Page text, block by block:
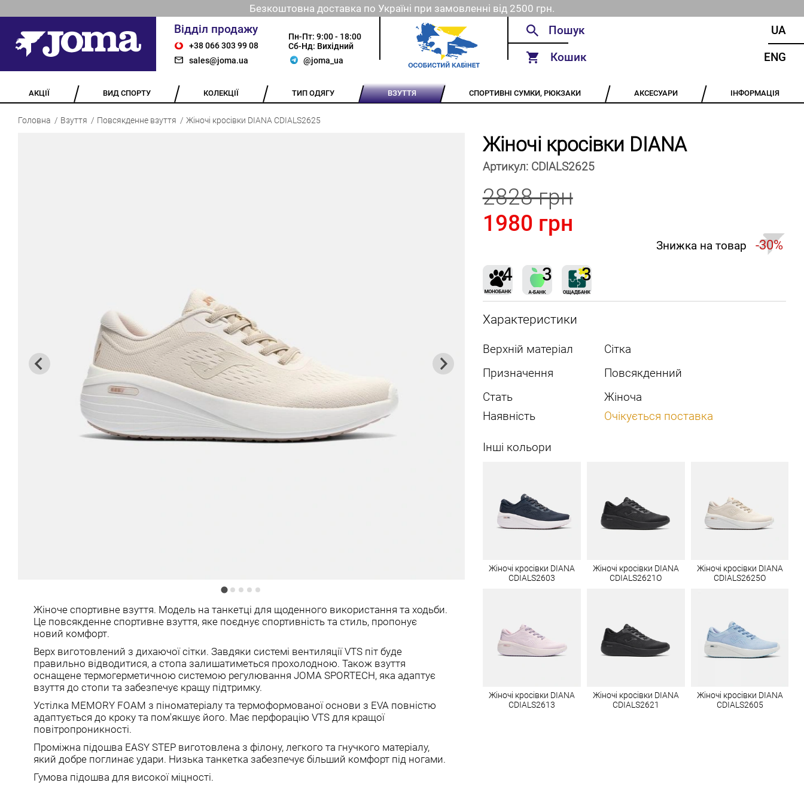
Безкоштовна доставка по Україні при замовленні від 2500 грн.
Відділ продажу
+38 066 303 99 08
sales@joma.ua
Пн-Пт: 9:00 - 18:00
Сб-Нд: Вихідний
@joma_ua
Кошик
UA
ENG
АКЦІЇ ВИД СПОРТУ КОЛЕКЦІЇ ТИП ОДЯГУ ВЗУТТЯ СПОРТИВНІ СУМКИ, РЮКЗАКИ АКСЕСУАРИ ІНФОРМАЦІЯ
Головна Взуття Повсякденне взуття Жіночі кросівки DIANA CDIALS2625
Жіноче спортивне взуття. Модель на танкетці для щоденного використання та ходьби.
Це повсякденне спортивне взуття, яке поєднує спортивність та стиль, пропонує
новий комфорт.
Верх виготовлений з дихаючої сітки. Завдяки системі вентиляції VTS піт буде
правильно відводитися, а стопа залишатиметься прохолодною. Також взуття
оснащене термогерметичною системою регулювання JOMA SPORTECH, яка адаптує
взуття до стопи та забезпечує кращу підтримку.
Устілка MEMORY FOAM з піноматеріалу та термоформованої основи з EVA повністю
адаптується до кроку та пом'якшує його. Має перфорацію VTS для кращої
повітропроникності.
Проміжна підошва EASY STEP виготовлена ​​з філону, легкого та гнучкого матеріалу,
який добре поглинає удари. Низька танкетка забезпечує більший комфорт під ногами.
Гумова підошва для високої міцності.
Жіночі кросівки DIANA
Артикул: CDIALS2625
2828 грн
1980 грн
Знижка на товар -30%
Характеристики
Верхній матеріал
Сітка
Призначення
Повсякденний
Стать
Жіноча
Наявність
Очікується поставка
Інші кольори
Жіночі кросівки DIANA
CDIALS2603
Жіночі кросівки DIANA
CDIALS2621O
Жіночі кросівки DIANA
CDIALS2625O
Жіночі кросівки DIANA
CDIALS2613
Жіночі кросівки DIANA
CDIALS2621
Жіночі кросівки DIANA
CDIALS2605